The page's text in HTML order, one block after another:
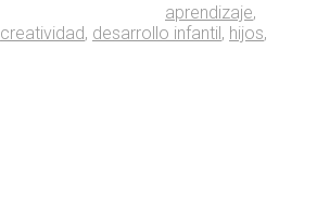
aprendizaje,
creatividad, desarrollo infantil, hijos,